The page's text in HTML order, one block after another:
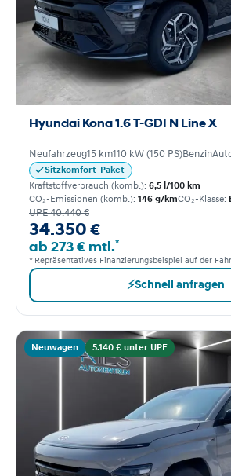
Hyundai Kona 1.6 T-GDI N Line X
Neufahrzeug15 km110 kW (150 PS)Benzin
Sitzkomfort-Paket
Kraftstoffverbrauch (komb.): 6,5 l/100 km
CO₂-Emissionen (komb.): 146 g/kmCO₂-Klasse:
UPE 40.440 €
34.350 €
ab 273 € mtl.*
* Repräsentatives Finanzierungsbeispiel auf der
⚡Schnell anfragen
Neuwagen 5.140 € unter UPE